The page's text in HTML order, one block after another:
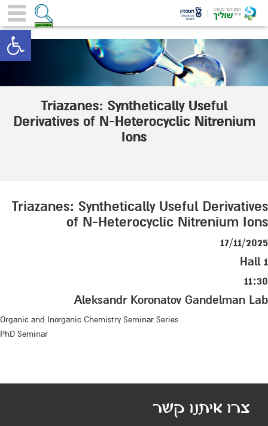
Triazanes: Synthetically Useful
Derivatives of N-Heterocyclic Nitrenium
Ions
Triazanes: Synthetically Useful Derivatives
of N-Heterocyclic Nitrenium Ions
17/11/2025
Hall 1
11:30
Aleksandr Koronatov Gandelman Lab
Organic and Inorganic Chemistry Seminar Series
PhD Seminar
צרו איתנו קשר